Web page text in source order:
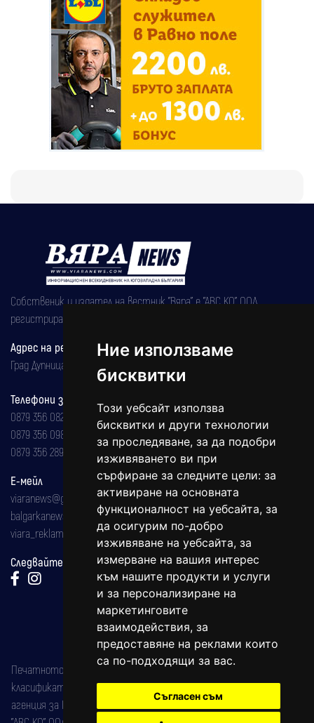
Ние използваме
бисквитки
Този уебсайт използва
бисквитки и други технологии
за проследяване, за да подобри
изживяването ви при
сърфиране за следните цели: за
активиране на основната
функционалност на уебсайта, за
да осигурим по-добро
изживяване на уебсайта, за
измерване на вашия интерес
към нашите продукти и услуги
и за персонализиране на
маркетинговите
взаимодействия, за
предоставяне на реклами които
са по-подходящи за вас.
Съгласен съм
Собственик и издател на вестник "Вяра" е "АВС КО" ООД,
регистрирана на 08.05.2002 година.
Адрес на редакцията
Град Дупница, ул.''Христо Ботев" 43
Телефони за реклама и абонаменти
0879 356 082
0879 356 098
0879 356 289
Е-мейл
viaranews@gmail.com
balgarkanews@gmail.com
viara_reklama@mail.bg
Следвайте ни:
Печатното издание на вестника е регистрирано в националния
класификатор на печатните издания (Българска национална
агенция за ISSN) под номер: ISSN 1312-4722.